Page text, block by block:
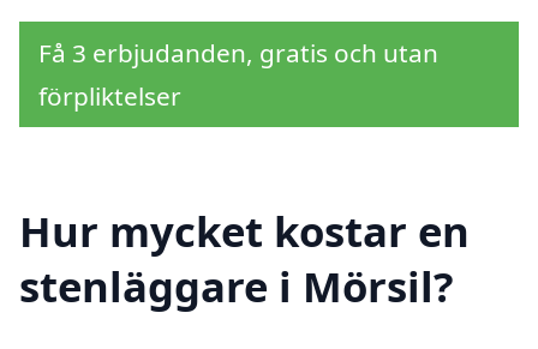
Få 3 erbjudanden, gratis och utan
förpliktelser
Hur mycket kostar en
stenläggare i Mörsil?